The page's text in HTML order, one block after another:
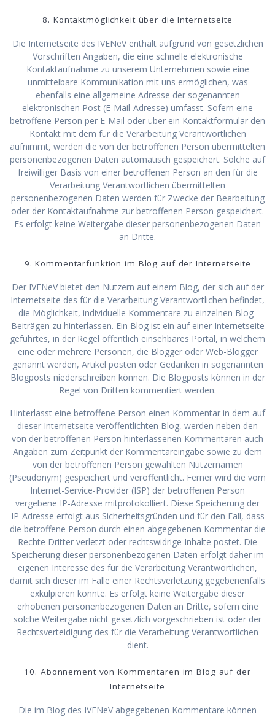
8. Kontaktmöglichkeit über die Internetseite
Die Internetseite des IVENeV enthält aufgrund von gesetzlichen
Vorschriften Angaben, die eine schnelle elektronische
Kontaktaufnahme zu unserem Unternehmen sowie eine
unmittelbare Kommunikation mit uns ermöglichen, was
ebenfalls eine allgemeine Adresse der sogenannten
elektronischen Post (E-Mail-Adresse) umfasst. Sofern eine
betroffene Person per E-Mail oder über ein Kontaktformular den
Kontakt mit dem für die Verarbeitung Verantwortlichen
aufnimmt, werden die von der betroffenen Person übermittelten
personenbezogenen Daten automatisch gespeichert. Solche auf
freiwilliger Basis von einer betroffenen Person an den für die
Verarbeitung Verantwortlichen übermittelten
personenbezogenen Daten werden für Zwecke der Bearbeitung
oder der Kontaktaufnahme zur betroffenen Person gespeichert.
Es erfolgt keine Weitergabe dieser personenbezogenen Daten
an Dritte.
9. Kommentarfunktion im Blog auf der Internetseite
Der IVENeV bietet den Nutzern auf einem Blog, der sich auf der
Internetseite des für die Verarbeitung Verantwortlichen befindet,
die Möglichkeit, individuelle Kommentare zu einzelnen Blog-
Beiträgen zu hinterlassen. Ein Blog ist ein auf einer Internetseite
geführtes, in der Regel öffentlich einsehbares Portal, in welchem
eine oder mehrere Personen, die Blogger oder Web-Blogger
genannt werden, Artikel posten oder Gedanken in sogenannten
Blogposts niederschreiben können. Die Blogposts können in der
Regel von Dritten kommentiert werden.
Hinterlässt eine betroffene Person einen Kommentar in dem auf
dieser Internetseite veröffentlichten Blog, werden neben den
von der betroffenen Person hinterlassenen Kommentaren auch
Angaben zum Zeitpunkt der Kommentareingabe sowie zu dem
von der betroffenen Person gewählten Nutzernamen
(Pseudonym) gespeichert und veröffentlicht. Ferner wird die vom
Internet-Service-Provider (ISP) der betroffenen Person
vergebene IP-Adresse mitprotokolliert. Diese Speicherung der
IP-Adresse erfolgt aus Sicherheitsgründen und für den Fall, dass
die betroffene Person durch einen abgegebenen Kommentar die
Rechte Dritter verletzt oder rechtswidrige Inhalte postet. Die
Speicherung dieser personenbezogenen Daten erfolgt daher im
eigenen Interesse des für die Verarbeitung Verantwortlichen,
damit sich dieser im Falle einer Rechtsverletzung gegebenenfalls
exkulpieren könnte. Es erfolgt keine Weitergabe dieser
erhobenen personenbezogenen Daten an Dritte, sofern eine
solche Weitergabe nicht gesetzlich vorgeschrieben ist oder der
Rechtsverteidigung des für die Verarbeitung Verantwortlichen
dient.
10. Abonnement von Kommentaren im Blog auf der
Internetseite
Die im Blog des IVENeV abgegebenen Kommentare können